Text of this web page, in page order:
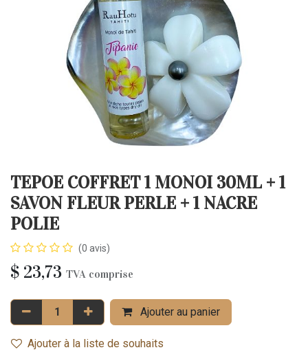
TEPOE COFFRET 1 MONOI 30ML + 1
SAVON FLEUR PERLE + 1 NACRE
POLIE
(0 avis)
$ 23,73 TVA comprise
Ajouter au panier
Ajouter à la liste de souhaits